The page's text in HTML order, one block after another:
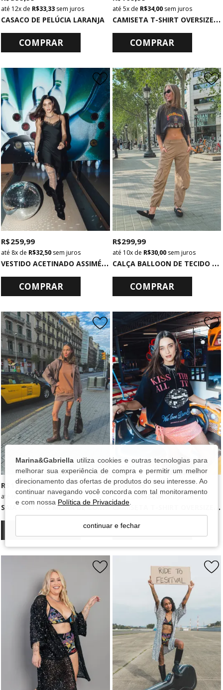
Marina&Gabriella utiliza cookies e outras tecnologias para
melhorar sua experiência de compra e permitir um melhor
direcionamento das ofertas de produtos do seu interesse. Ao
continuar navegando você concorda com tal monitoramento
e com nossa Política de Privacidade.
continuar e fechar
CASACO DE PELÚCIA LARANJA
12x de R$ 33,33 sem juros
COMPRAR
C
AMISETA T-SHIRT OVERSIZED STRAWBERRY
5xde R$ 34,00sem juros
COMPRAR
V
ESTIDO ACETINADO ASSIMÉTRICO DE ALCINHA COM RENDA PRETO
R$ 259,99
8x de R$ 32,50 sem juros
COMPRAR
C
ALÇA BALLOON DE TECIDO COM BOLSOS CAQUI
R$ 299,99
10xde R$ 30,00sem juros
COMPRAR
S
AIA CINTURA MÉDIA DE COTELÊ MARROM
R$ 199,99
6xdeR$ 33,33sem juros
CAMISETA T-SHIRT OVERSIZED PRETA KISS AL THE TIME
R$ 169,99
5xdeR$ 34,00sem juros
COMPRAR